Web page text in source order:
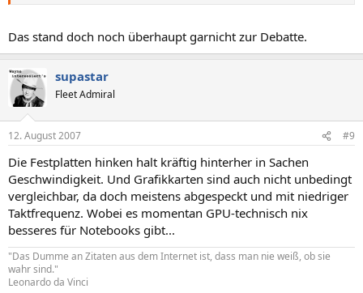
Das stand doch noch überhaupt garnicht zur Debatte.
supastar
Fleet Admiral
12. August 2007 #9
Die Festplatten hinken halt kräftig hinterher in Sachen
Geschwindigkeit. Und Grafikkarten sind auch nicht unbedingt
vergleichbar, da doch meistens abgespeckt und mit niedriger
Taktfrequenz. Wobei es momentan GPU-technisch nix
besseres für Notebooks gibt...
"Das Dumme an Zitaten aus dem Internet ist, dass man nie weiß, ob sie
wahr sind."
Leonardo da Vinci